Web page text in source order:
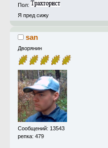
Пол:
Я пред сижу
san
Дворянин
Сообщений: 13543
репка: 479